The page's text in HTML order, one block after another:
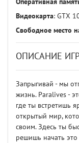
Оперативная
Видеокарта: GTX
Свободное место
ОПИСАНИЕ
Запрыгивай - мы
жизнь. Paralives -
где ты встретишь
открытый мир,
своим. Здесь ты
решишь начать